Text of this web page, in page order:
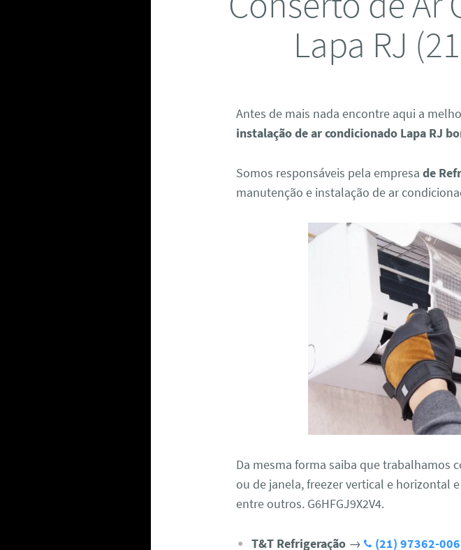
Lapa RJ
Antes de mais nada encontre aqui a
instalação de ar condicionado Lapa RJ
Somos responsáveis pela empresade
manutenção e instalação de ar
Da mesma forma saiba que trabalhamos
ou de janela, freezer vertical e horizontal
entre outros. G6HFGJ9X2V4.
T&T Refrigeração→ (21) 97362-